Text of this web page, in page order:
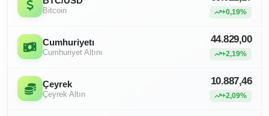
Bitcoin +0,19%
Cumhuriyetı
Cumhuriyet Altını
44.829,00
+2,19%
Çeyrek
Çeyrek Altın
10.887,46
+2,09%